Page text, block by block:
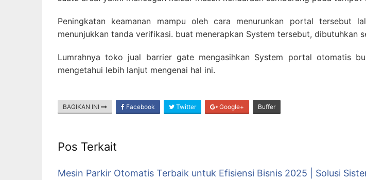
Peningkatan keamanan mampu oleh cara menurunkan portal tersebut
menunjukkan tanda verifikasi. buat menerapkan System tersebut, dibutuhkan
Lumrahnya toko jual barrier gate mengasihkan System portal otomatis
mengetahui lebih lanjut mengenai hal ini.
BAGIKAN INI Facebook Twitter Google+ Buffer
Pos Terkait
Mesin Parkir Otomatis Terbaik untuk Efisiensi Bisnis 2025 | Solusi